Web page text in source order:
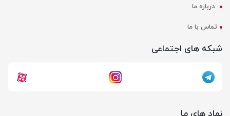
درباره ما
تماس با ما
شبکه های اجتماعی